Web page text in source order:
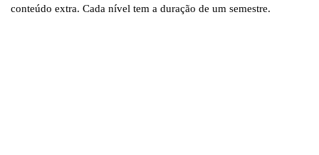
conteúdo extra. Cada nível tem a duração de um semestre.